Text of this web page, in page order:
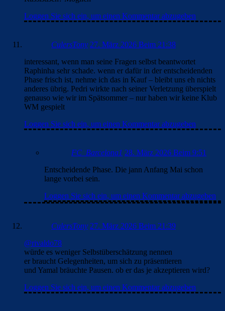
Loggen Sie sich ein, um einen Kommentar abzugeben
CulersTony 27. März 2026 Beim 21:38
interessant, wenn man seine Fragen selbst beantwortet
Raphinha sehr schade. wenn er dafür in der entscheidenden
Phase frisch ist, nehme ich das in Kauf – bleibt uns eh nichts
anderes übrig. Pedri wirkte nach seiner Verletzung überspielt
genauso wie wir im Spätsommer – nur haben wir keine Klub
WM gespielt
Loggen Sie sich ein, um einen Kommentar abzugeben
FC_Barcelona1 28. März 2026 Beim 9:51
Entscheidende Phase. Die jann Anfang Mai schon
lange vorbei sein.
Loggen Sie sich ein, um einen Kommentar abzugeben
CulersTony 27. März 2026 Beim 21:39
@rivaldo78
würde es weniger Selbstüberschätzung nennen
er braucht Gelegenheiten, um sich zu präsentieren
und Yamal bräuchte Pausen. ob er das je akzeptieren wird?
Loggen Sie sich ein, um einen Kommentar abzugeben